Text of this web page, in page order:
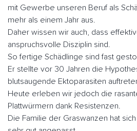
mit Gewerbe unseren Beruf als
mehr als einem Jahr aus.
Daher wissen wir auch, dass
anspruchsvolle Disziplin sind.
So fertige Schädlinge sind fast
Er stellte vor 30 Jahren die
blutsaugende Ektoparasiten
Heute erleben wir jedoch die
Plattwürmern dank Resistenzen.
Die Familie der Graswanzen hat